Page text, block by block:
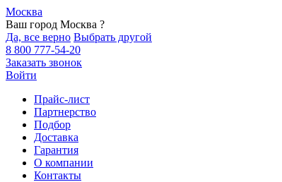
Москва
Ваш город Москва ?
Да, все верно Выбрать другой
8 800 777-54-20
Заказать звонок
Войти
Прайс-лист
Партнерство
Подбор
Доставка
Гарантия
О компании
Контакты